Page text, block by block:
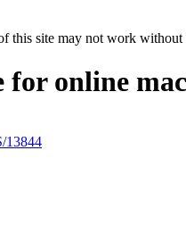
this site may not work without
online
13844